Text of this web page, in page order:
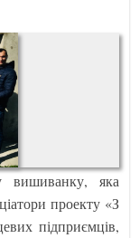
вишиванку, яка
проекту «З
підприємців,